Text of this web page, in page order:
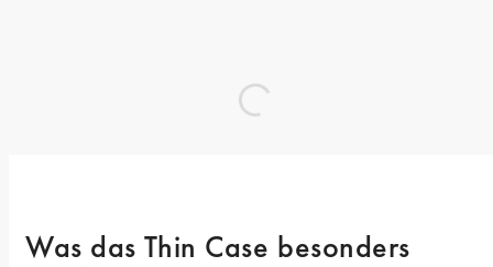
Was das Thin Case besonders